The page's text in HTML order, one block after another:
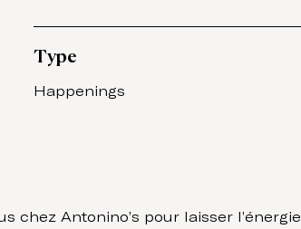
Type
Happenings
chez Antonino’s pour laisser